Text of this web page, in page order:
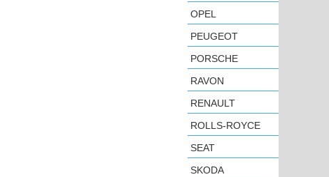
OPEL
PEUGEOT
PORSCHE
RAVON
RENAULT
ROLLS-ROYCE
SEAT
SKODA